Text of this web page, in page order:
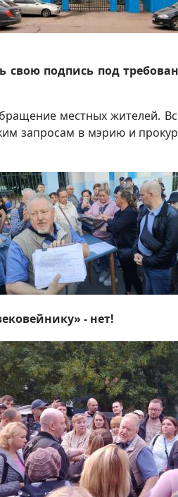
свою подпись под
местных жителей.
запросам в мэрию и
- нет!